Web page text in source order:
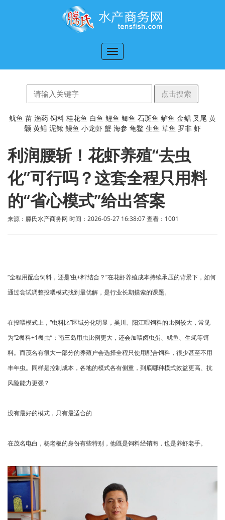
切
换
导
航
鱿鱼 苗 渔药 饲料 桂花鱼 白鱼 鲤鱼 鲫鱼 石斑鱼 鲈鱼 金鲳 叉尾 黄
颡 黄鳝 泥鳅 鳗鱼 小龙虾 蟹 海参 龟鳖 生鱼 草鱼 罗非 虾
利润腰斩！花虾养殖“去虫
化”可行吗？这套全程只用料
的“省心模式”给出答案
来源：滕氏水产商务网 时间：2026-05-27 16:38:07 查看： 1001
“全程用配合饲料，还是‘虫+料’结合？”在花虾养殖成本持续承压的背景下，如何
通过尝试调整投喂模式找到最优解，是行业长期摸索的课题。
在投喂模式上，“虫料比”区域分化明显，吴川、阳江喂饲料的比例较大，常见
为“2餐料+1餐虫”；南三岛用虫比例更大，还会加喂卤虫蛋、鱿鱼、生蚝等饵
料。而茂名有很大一部分的养殖户会选择全程只使用配合饲料，很少甚至不用
丰年虫。同样是控制成本，各地的模式各有侧重，到底哪种模式效益更高、抗
风险能力更强？
没有最好的模式，只有最适合的
在茂名电白，杨老板的身份有些特别，他既是饲料经销商，也是养虾老手。